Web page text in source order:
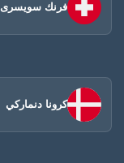
فرنك سويسرى
كرونا دنماركي